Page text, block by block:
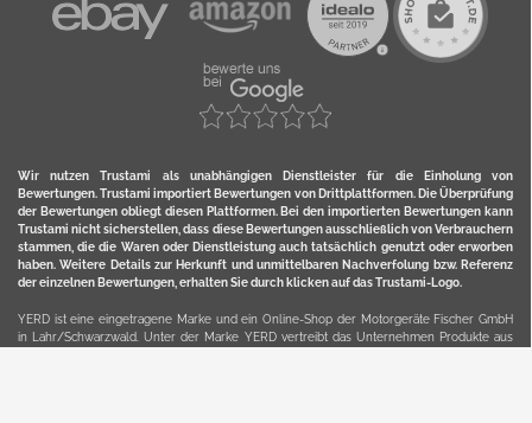
Wir nutzen Trustami als unabhängigen Dienstleister für die Einholung von
Bewertungen. Trustami importiert Bewertungen von Drittplattformen. Die Überprüfung
der Bewertungen obliegt diesen Plattformen. Bei den importierten Bewertungen kann
Trustami nicht sicherstellen, dass diese Bewertungen ausschließlich von Verbrauchern
stammen, die die Waren oder Dienstleistung auch tatsächlich genutzt oder erworben
haben. Weitere Details zur Herkunft und unmittelbaren Nachverfolung bzw. Referenz
der einzelnen Bewertungen, erhalten Sie durch klicken auf das Trustami-Logo.
YERD ist eine eingetragene Marke und ein Online-Shop der Motorgeräte Fischer GmbH
in Lahr/Schwarzwald. Unter der Marke YERD vertreibt das Unternehmen Produkte aus